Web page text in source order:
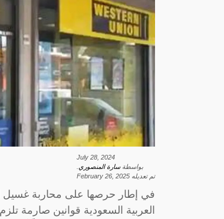
July 28, 2024
بواسطةسارة المنصوري
تم تعديله February 26, 2025
في إطار حرصها على محاربة غسيل
العربية السعودية قوانين صارمة